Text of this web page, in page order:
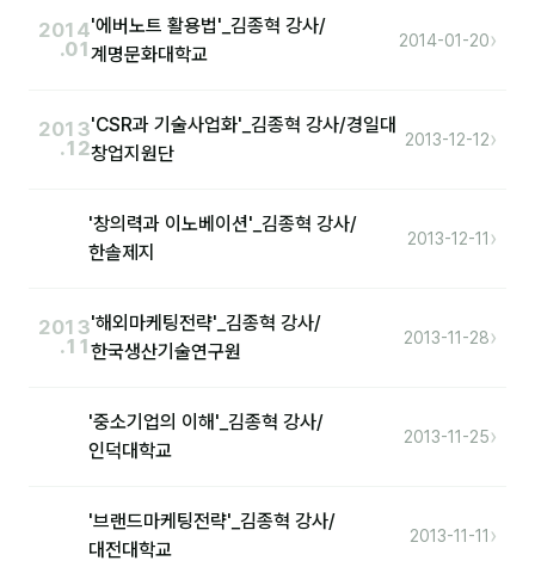
담당자·교육생 피드백
온라인강의 수강 후기
AI입문
전체 도구
제안·영업
2014
.01
'에버노트 활용법'_김종혁 강사/
계명문화대학교
2014-01-20›
2013
.12
'CSR과 기술사업화'_김종혁 강사/경일대
창업지원단
2013-12-12›
'창의력과 이노베이션'_김종혁 강사/
한솔제지
2013-12-11 ›
2013
.11
'해외마케팅전략'_김종혁 강사/
한국생산기술연구원
2013-11-28›
'중소기업의 이해'_김종혁 강사/
인덕대학교
2013-11-25›
'브랜드마케팅전략'_김종혁 강사/
대전대학교
2013-11-11 ›